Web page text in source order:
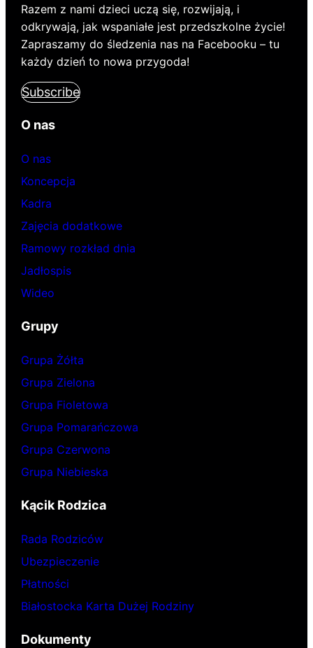
Razem z nami dzieci uczą się, rozwijają, i
odkrywają, jak wspaniałe jest przedszkolne życie!
Zapraszamy do śledzenia nas na Facebooku – tu
każdy dzień to nowa przygoda!
Subscribe
O nas
O nas
Koncepcja
Kadra
Zajęcia dodatkowe
Ramowy rozkład dnia
Jadłospis
Wideo
Grupy
Grupa Żółta
Grupa Zielona
Grupa Fioletowa
Grupa Pomarańczowa
Grupa Czerwona
Grupa Niebieska
Kącik Rodzica
Rada Rodziców
Ubezpieczenie
Płatności
Białostocka Karta Dużej Rodziny
Dokumenty